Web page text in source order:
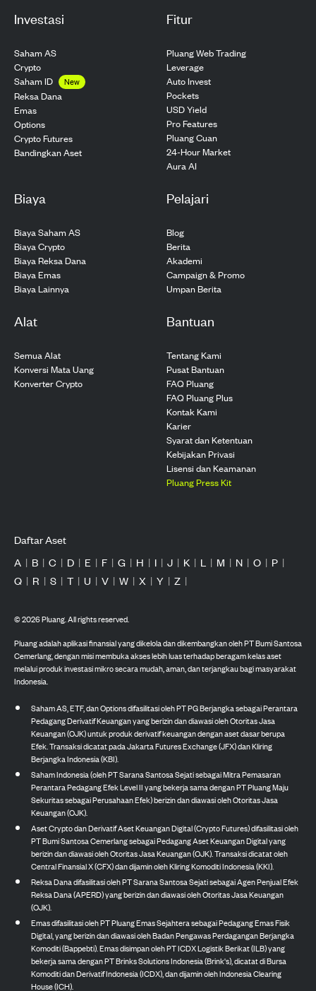
Investasi
Saham AS
Crypto
Saham ID
New
Reksa Dana
Emas
Options
Crypto Futures
Bandingkan Aset
Fitur
Pluang Web Trading
Leverage
Auto Invest
Pockets
USD Yield
Pro Features
Pluang Cuan
24-Hour Market
Aura AI
Biaya
Biaya Saham AS
Biaya Crypto
Biaya Reksa Dana
Biaya Emas
Biaya Lainnya
Pelajari
Blog
Berita
Akademi
Campaign & Promo
Umpan Berita
Alat
Semua Alat
Konversi Mata Uang
Konverter Crypto
Bantuan
Tentang Kami
Pusat Bantuan
FAQ Pluang
FAQ Pluang Plus
Kontak Kami
Karier
Syarat dan Ketentuan
Kebijakan Privasi
Lisensi dan Keamanan
Pluang Press Kit
Daftar Aset
A | B | C | D | E | F | G | H | I | J | K | L | M | N | O | P |
Q | R | S | T | U | V | W | X | Y | Z |
©2026Pluang. All rights reserved.
Pluang adalah aplikasi finansial yang dikelola dan dikembangkan oleh PT Bumi Santosa
Cemerlang, dengan misi membuka akses lebih luas terhadap beragam kelas aset
melalui produk investasi mikro secara mudah, aman, dan terjangkau bagi masyarakat
Indonesia.
Saham AS, ETF, dan Options difasilitasi oleh PT PG Berjangka sebagai Perantara
Pedagang Derivatif Keuangan yang berizin dan diawasi oleh Otoritas Jasa
Keuangan (OJK) untuk produk derivatif keuangan dengan aset dasar berupa
Efek. Transaksi dicatat pada Jakarta Futures Exchange (JFX) dan Kliring
Berjangka Indonesia (KBI).
Saham Indonesia (oleh PT Sarana Santosa Sejati sebagai Mitra Pemasaran
Perantara Pedagang Efek Level II yang bekerja sama dengan PT Pluang Maju
Sekuritas sebagai Perusahaan Efek) berizin dan diawasi oleh Otoritas Jasa
Keuangan (OJK).
Aset Crypto dan Derivatif Aset Keuangan Digital (Crypto Futures) difasilitasi oleh
PT Bumi Santosa Cemerlang sebagai Pedagang Aset Keuangan Digital yang
berizin dan diawasi oleh Otoritas Jasa Keuangan (OJK). Transaksi dicatat oleh
Central Finansial X (CFX) dan dijamin oleh Kliring Komoditi Indonesia (KKI).
Reksa Dana difasilitasi oleh PT Sarana Santosa Sejati sebagai Agen Penjual Efek
Reksa Dana (APERD) yang berizin dan diawasi oleh Otoritas Jasa Keuangan
(OJK).
Emas difasilitasi oleh PT Pluang Emas Sejahtera sebagai Pedagang Emas Fisik
Digital, yang berizin dan diawasi oleh Badan Pengawas Perdagangan Berjangka
Komoditi (Bappebti). Emas disimpan oleh PT ICDX Logistik Berikat (ILB) yang
bekerja sama dengan PT Brinks Solutions Indonesia (Brink's), dicatat di Bursa
Komoditi dan Derivatif Indonesia (ICDX), dan dijamin oleh Indonesia Clearing
House (ICH).